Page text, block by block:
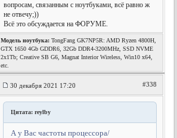
вопросам, связанным с ноутбуками, всё равно ж
не отвечу;))
Всё это обсуждается на ФОРУМЕ.
Модель ноутбука: TongFang GK7NP5R: AMD Ryzen 4800H,
GTX 1650 4Gb GDDR6, 32Gb DDR4-3200MHz, SSD NVME
2x1Tb; Creative SB G6, Magnat Interior Wireless, Win10 x64,
etc.
30 декабря 2021 17:20 #338
Цитата: reylby
А у Вас частоты процессора/